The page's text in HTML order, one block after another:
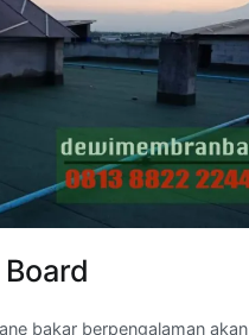
bakar berpengalaman akan